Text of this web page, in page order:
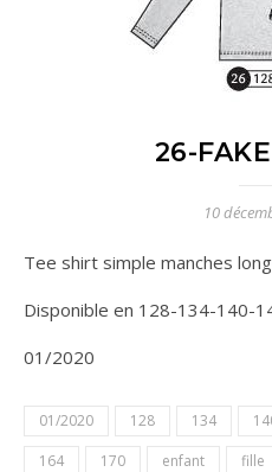
26-
10
Tee shirt simple manches
Disponible en 128-134-140-
01/2020
01/2020 128 134
164
170 enfant fille